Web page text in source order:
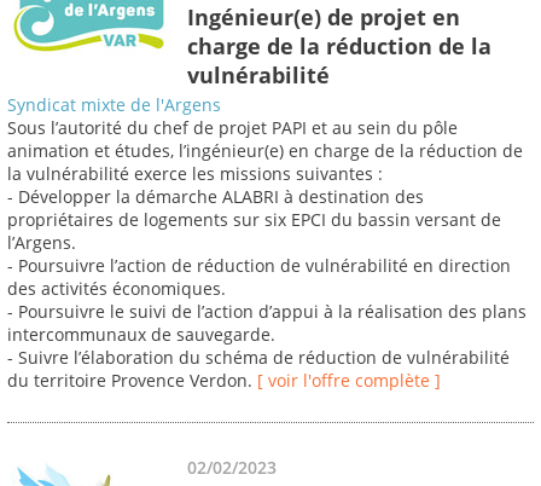
Ingénieur(e) de projet en
charge de la réduction de la
vulnérabilité
Syndicat mixte de l'Argens
Sous l’autorité du chef de projet PAPI et au sein du pôle
animation et études, l’ingénieur(e) en charge de la réduction de
la vulnérabilité exerce les missions suivantes :
- Développer la démarche ALABRI à destination des
propriétaires de logements sur six EPCI du bassin versant de
l’Argens.
- Poursuivre l’action de réduction de vulnérabilité en direction
des activités économiques.
- Poursuivre le suivi de l’action d’appui à la réalisation des plans
intercommunaux de sauvegarde.
- Suivre l’élaboration du schéma de réduction de vulnérabilité
du territoire Provence Verdon. [ voir l'offre complète ]
02/02/2023